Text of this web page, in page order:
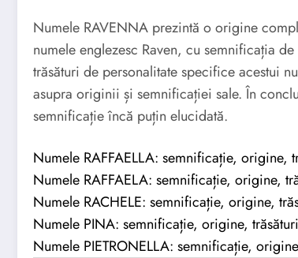
Numele RAVENNA prezintă o origine
numele englezesc Raven, cu semnificația
trăsături de personalitate specifice acestui
asupra originii și semnificației sale. În
semnificație încă puțin elucidată.
Numele RAFFAELLA: semnificație, origine,
Numele RAFFAELA: semnificație, origine,
Numele RACHELE: semnificație, origine,
Numele PINA: semnificație, origine,
Numele PIETRONELLA: semnificație,